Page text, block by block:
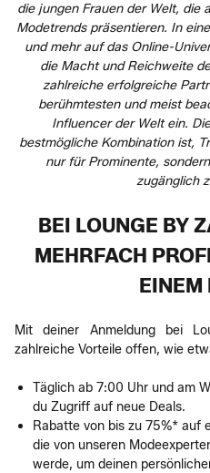
die jungen Frauen der Welt, die
Modetrends präsentieren. In
und mehr auf das Online-
die Macht und Reichweite
zahlreiche erfolgreiche
berühmtesten und meist
Influencer der Welt ein.
bestmögliche Kombination ist,
nur für Prominente,
zugänglich
BEI LOUNGE BY
MEHRFACH
EINEM
Mit deiner Anmeldung bei
zahlreiche Vorteile offen, wie
Täglich ab 7:00 Uhr und am
du Zugriff auf neue Deals.
Rabatte von bis zu 75%* auf
die von unseren
werde, um deinen